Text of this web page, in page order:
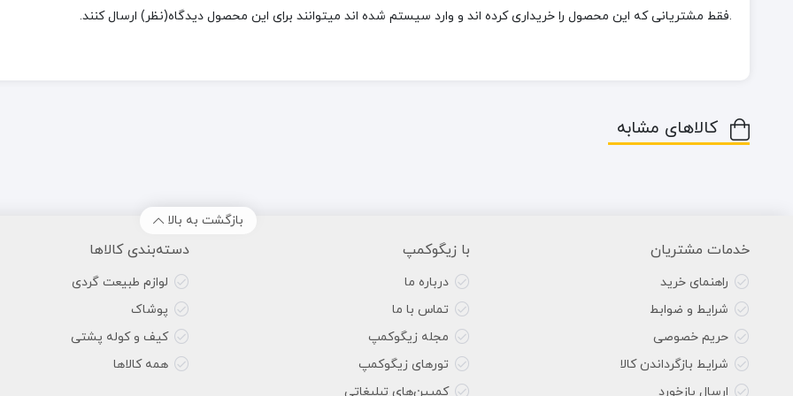
.فقط مشتریانی که این محصول را خریداری کرده اند و وارد سیستم شده اند میتوانند برای این محصول دیدگاه(نظر) ارسال کنند.
کالاهای مشابه
بازگشت به بالا
خدمات مشتریان
راهنمای خرید
شرایط و ضوابط
حریم خصوصی
شرایط بازگرداندن کالا
ارسال بازخورد
با زیگوکمپ
درباره ما
تماس با ما
مجله زیگوکمپ
تورهای زیگوکمپ
کمپین‌های تبلیغاتی
دسته‌بندی کالاها
لوازم طبیعت گردی
پوشاک
کیف و کوله پشتی
همه کالاها